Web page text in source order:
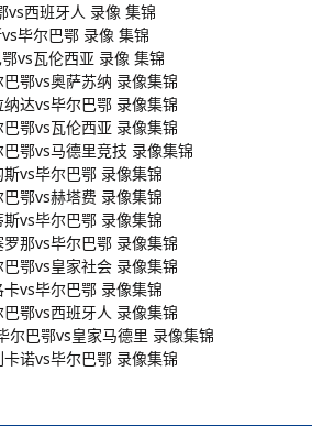
vs西班牙人 录像 集锦
毕尔巴鄂 录像 集锦
vs瓦伦西亚 录像 集锦
鄂vs奥萨苏纳 录像集锦
达vs毕尔巴鄂 录像集锦
鄂vs瓦伦西亚 录像集锦
鄂vs马德里竞技 录像集锦
vs毕尔巴鄂 录像集锦
鄂vs赫塔费 录像集锦
vs毕尔巴鄂 录像集锦
那vs毕尔巴鄂 录像集锦
鄂vs皇家社会 录像集锦
vs毕尔巴鄂 录像集锦
鄂vs西班牙人 录像集锦
尔巴鄂vs皇家马德里 录像集锦
诺vs毕尔巴鄂 录像集锦